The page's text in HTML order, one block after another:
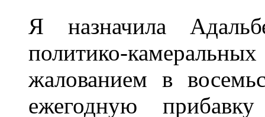
Я назначила
политико-
жалованием в
ежегодную